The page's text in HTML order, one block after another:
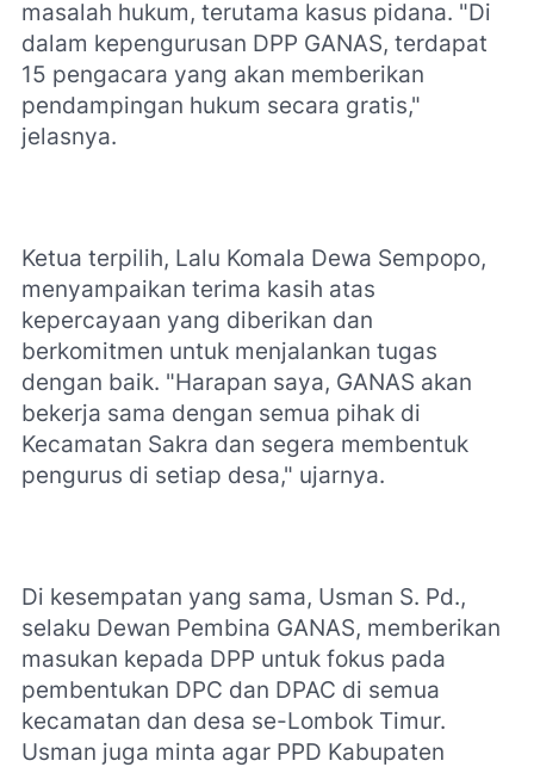
masalah hukum, terutama kasus pidana. "Di
dalam kepengurusan DPP GANAS, terdapat
15 pengacara yang akan memberikan
pendampingan hukum secara gratis,"
jelasnya.
Ketua terpilih, Lalu Komala Dewa Sempopo,
menyampaikan terima kasih atas
kepercayaan yang diberikan dan
berkomitmen untuk menjalankan tugas
dengan baik. "Harapan saya, GANAS akan
bekerja sama dengan semua pihak di
Kecamatan Sakra dan segera membentuk
pengurus di setiap desa," ujarnya.
Di kesempatan yang sama, Usman S. Pd.,
selaku Dewan Pembina GANAS, memberikan
masukan kepada DPP untuk fokus pada
pembentukan DPC dan DPAC di semua
kecamatan dan desa se-Lombok Timur.
Usman juga minta agar PPD Kabupaten